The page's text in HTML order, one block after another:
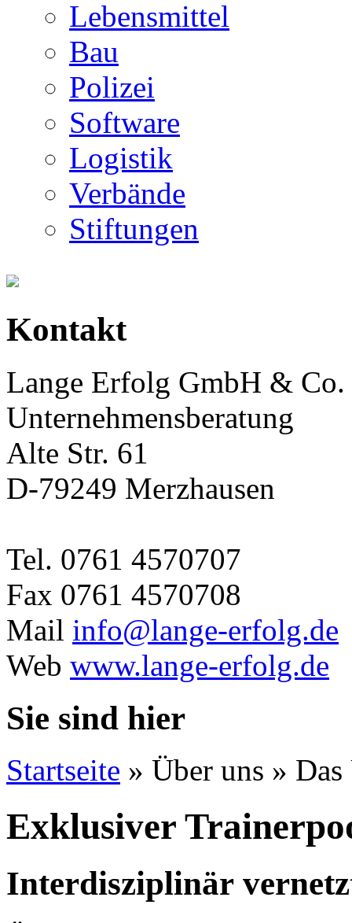
Lebensmittel
Bau
Polizei
Software
Logistik
Verbände
Stiftungen
Kontakt
Lange Erfolg GmbH & Co.
Unternehmensberatung
Alte Str. 61
D-79249 Merzhausen
Tel. 0761 4570707
Fax 0761 4570708
Mail info@lange-erfolg.de
Web www.lange-erfolg.de
Sie sind hier
Startseite » Über uns » Das
Exklusiver
Interdisziplinär